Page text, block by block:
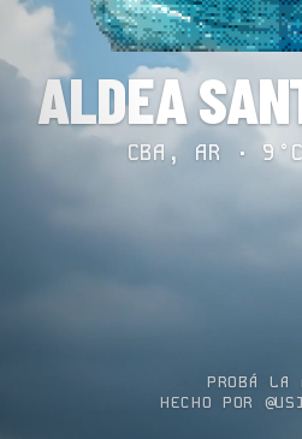
ALDEA
CBA, AR ·
PROBÁ LA
HECHO POR